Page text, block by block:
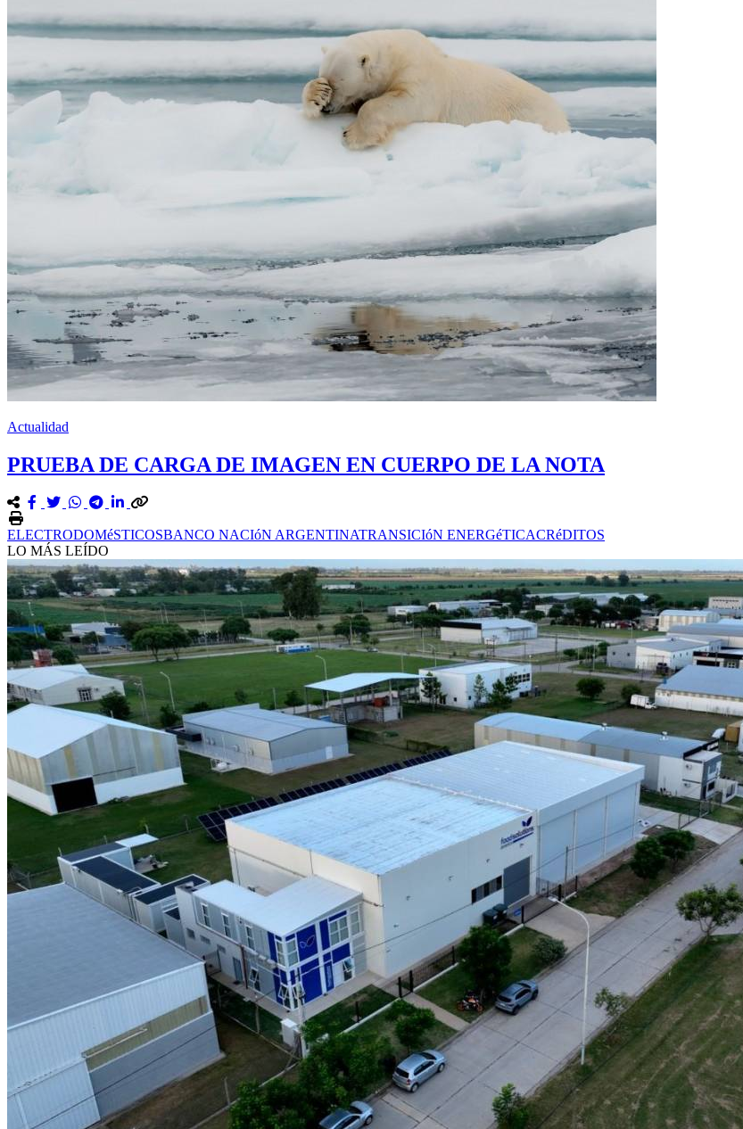
Actualidad
PRUEBA DE CARGA DE IMAGEN EN CUERPO DE LA NOTA
ELECTRODOMéSTICOSBANCO NACIóN ARGENTINATRANSICIóN ENERGéTICACRéDITOS
LO MÁS LEÍDO